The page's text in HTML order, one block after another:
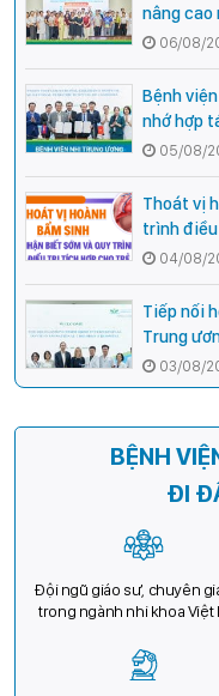
nâng cao
cho cán
06/08/
Bệnh
nhớ hợp
05/08/
Thoát vị
trình
chuyên
ương
04/08/
Tiếp nối
Trung
cường
cho trẻ
03/08/
BỆNH
ĐI
Đội ngũ giáo sư, chuyên
trong ngành nhi khoa Việt